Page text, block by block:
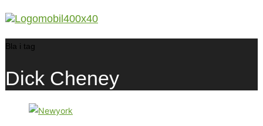
Bla i tag
Dick Cheney